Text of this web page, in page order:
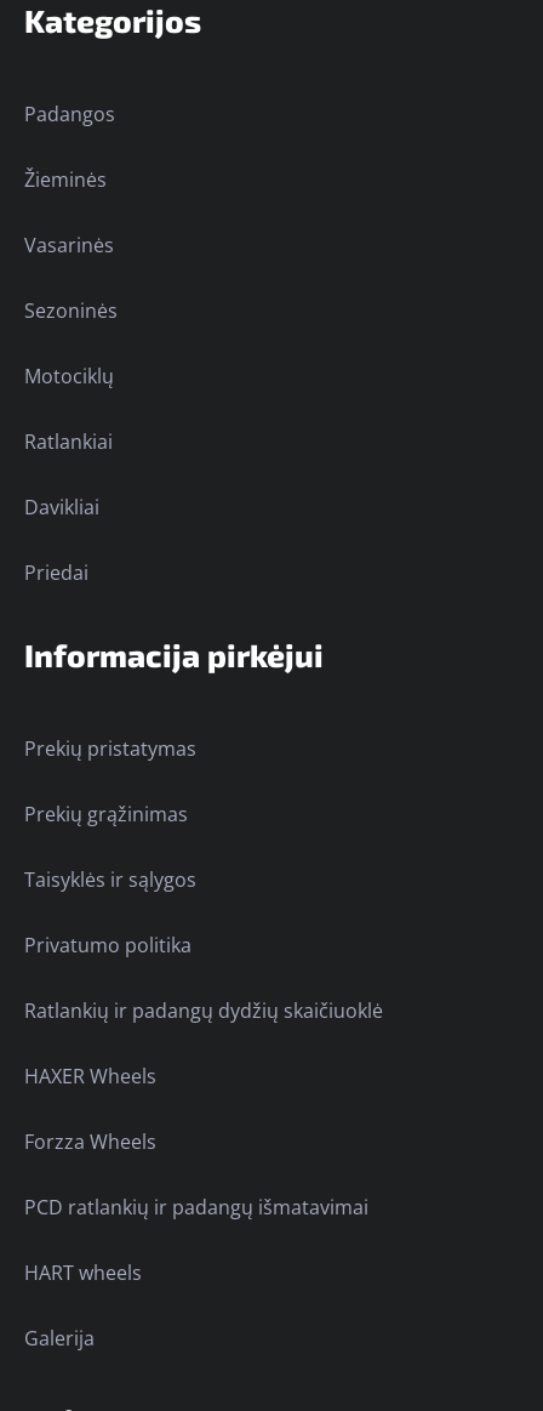
Kategorijos
Padangos
Žieminės
Vasarinės
Sezoninės
Motociklų
Ratlankiai
Davikliai
Priedai
Informacija pirkėjui
Prekių pristatymas
Prekių grąžinimas
Taisyklės ir sąlygos
Privatumo politika
Ratlankių ir padangų dydžių skaičiuoklė
HAXER Wheels
Forzza Wheels
PCD ratlankių ir padangų išmatavimai
HART wheels
Galerija